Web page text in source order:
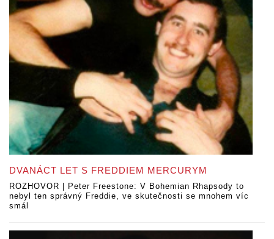
DVANÁCT LET S FREDDIEM MERCURYM
ROZHOVOR | Peter Freestone: V Bohemian Rhapsody to
nebyl ten správný Freddie, ve skutečnosti se mnohem víc
smál